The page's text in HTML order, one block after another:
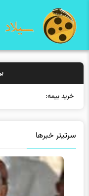
خرید بیمه: سنتی یا آن
سرتیتر خبرها